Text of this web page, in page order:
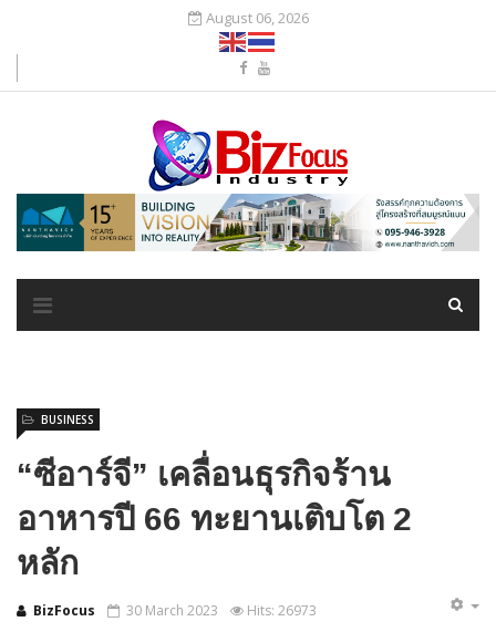
August 06, 2026
“ซีอาร์จี” เคลื่อนธุรกิจร้าน
อาหารปี 66 ทะยานเติบโต 2
หลัก
BizFocus
BUSINESS
30 March 2023 Hits: 26973